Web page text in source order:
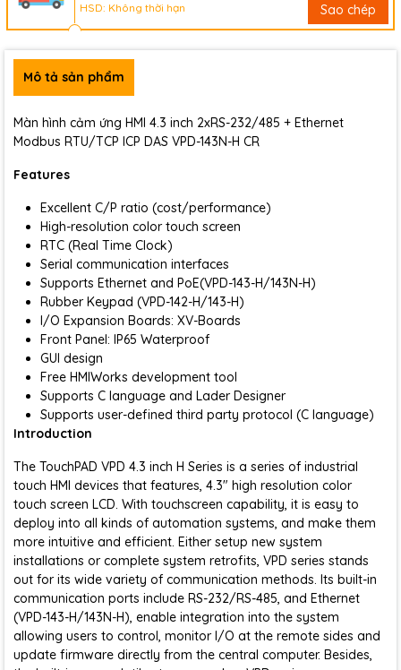
HSD: Không thời hạn
Sao chép
Mô tả sản phẩm
Màn hình cảm ứng HMI 4.3 inch 2xRS-232/485 + Ethernet
Modbus RTU/TCP ICP DAS VPD-143N-H CR
Features
Excellent C/P ratio (cost/performance)
High-resolution color touch screen
RTC (Real Time Clock)
Serial communication interfaces
Supports Ethernet and PoE(VPD-143-H/143N-H)
Rubber Keypad (VPD-142-H/143-H)
I/O Expansion Boards: XV-Boards
Front Panel: IP65 Waterproof
GUI design
Free HMIWorks development tool
Supports C language and Lader Designer
Supports user-defined third party protocol (C language)
Introduction
The TouchPAD VPD 4.3 inch H Series is a series of industrial
touch HMI devices that features, 4.3" high resolution color
touch screen LCD. With touchscreen capability, it is easy to
deploy into all kinds of automation systems, and make them
more intuitive and efficient. Either setup new system
installations or complete system retrofits, VPD series stands
out for its wide variety of communication methods. Its built-in
communication ports include RS-232/RS-485, and Ethernet
(VPD-143-H/143N-H), enable integration into the system
allowing users to control, monitor I/O at the remote sides and
update firmware directly from the central computer. Besides,